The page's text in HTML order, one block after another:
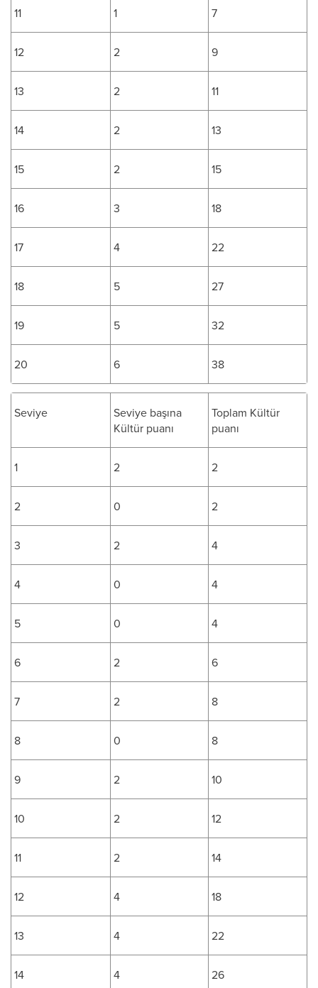
11 1 7
12 2 9
13 2 11
14 2 13
15 2 15
16 3 18
17 4 22
18 5 27
19 5 32
20 6 38
Seviye
Seviye başına
Kültür puanı
Toplam Kültür
puanı
1 2 2
2 0 2
3 2 4
4 0 4
5 0 4
6 2 6
7 2 8
8 0 8
9 2 10
10 2 12
11 2 14
12 4 18
13 4 22
14 4 26